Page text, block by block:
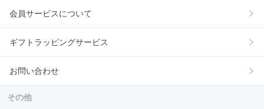
会員サービスについて
ギフトラッピングサービス
お問い合わせ
その他